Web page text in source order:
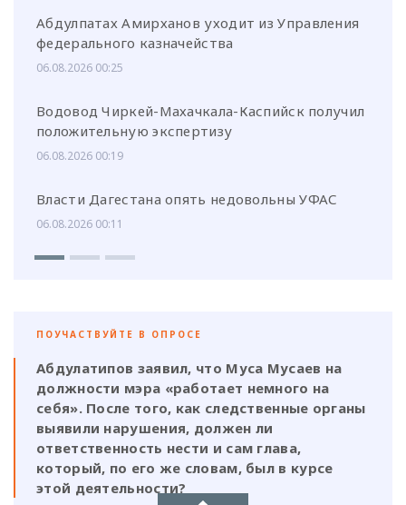
Абдулпатах Амирханов уходит из Управления
федерального казначейства
06.08.2026 00:25
Водовод Чиркей-Махачкала-Каспийск получил
положительную экспертизу
06.08.2026 00:19
Власти Дагестана опять недовольны УФАС
06.08.2026 00:11
ПОУЧАСТВУЙТЕ В ОПРОСЕ
Абдулатипов заявил, что Муса Мусаев на
должности мэра «работает немного на
себя». После того, как следственные органы
выявили нарушения, должен ли
ответственность нести и сам глава,
который, по его же словам, был в курсе
этой деятельности?